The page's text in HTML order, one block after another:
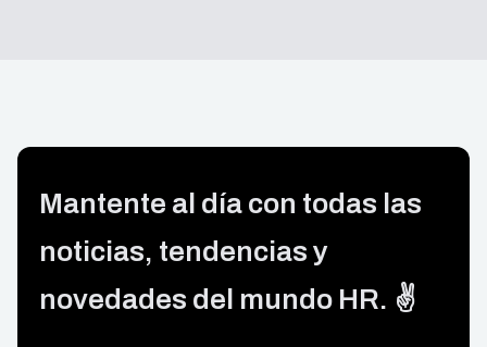
Mantente al día con todas las
noticias, tendencias y
novedades del mundo HR. ✌️